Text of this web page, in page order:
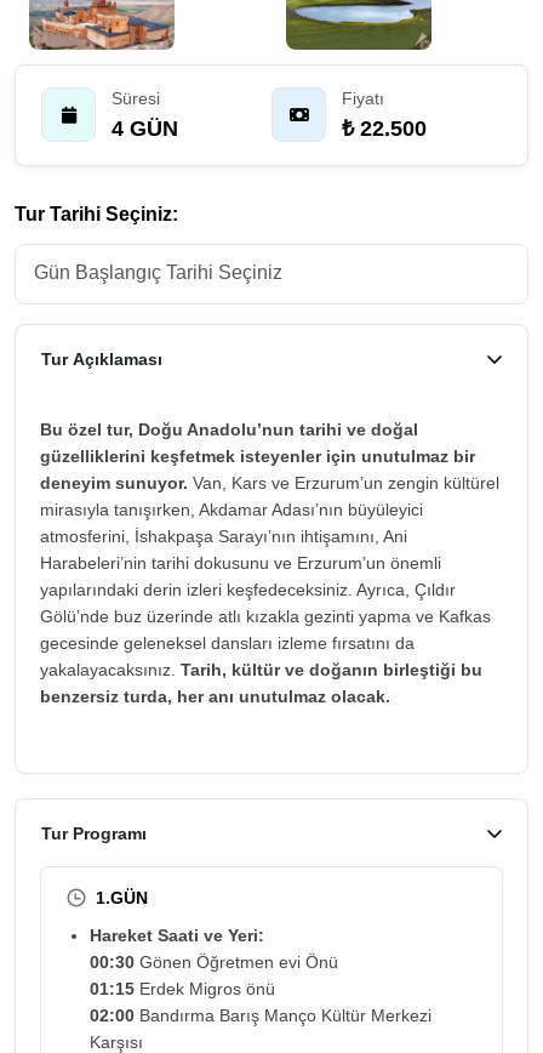
Süresi
4 GÜN
Fiyatı
₺ 22.500
Tur Tarihi Seçiniz:
Tur Açıklaması
Bu özel tur, Doğu Anadolu’nun tarihi ve doğal
güzelliklerini keşfetmek isteyenler için unutulmaz bir
deneyim sunuyor. Van, Kars ve Erzurum’un zengin kültürel
mirasıyla tanışırken, Akdamar Adası’nın büyüleyici
atmosferini, İshakpaşa Sarayı’nın ihtişamını, Ani
Harabeleri’nin tarihi dokusunu ve Erzurum’un önemli
yapılarındaki derin izleri keşfedeceksiniz. Ayrıca, Çıldır
Gölü’nde buz üzerinde atlı kızakla gezinti yapma ve Kafkas
gecesinde geleneksel dansları izleme fırsatını da
yakalayacaksınız. Tarih, kültür ve doğanın birleştiği bu
benzersiz turda, her anı unutulmaz olacak.
Tur Programı
1.GÜN
Hareket Saati ve Yeri:
00:30 Gönen Öğretmen evi Önü
01:15 Erdek Migros önü
02:00 Bandırma Barış Manço Kültür Merkezi
Karşısı